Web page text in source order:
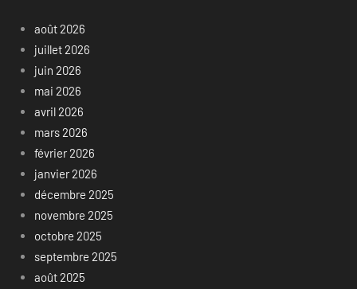
août 2026
juillet 2026
juin 2026
mai 2026
avril 2026
mars 2026
février 2026
janvier 2026
décembre 2025
novembre 2025
octobre 2025
septembre 2025
août 2025